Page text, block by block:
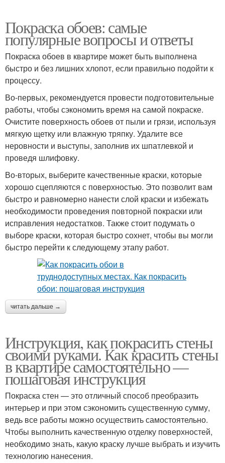
Покраска обоев: самые
популярные вопросы и ответы
Покраска обоев в квартире может быть выполнена
быстро и без лишних хлопот, если правильно подойти к
процессу.
Во-первых, рекомендуется провести подготовительные
работы, чтобы сэкономить время на самой покраске.
Очистите поверхность обоев от пыли и грязи, используя
мягкую щетку или влажную тряпку. Удалите все
неровности и выступы, заполнив их шпатлевкой и
проведя шлифовку.
Во-вторых, выберите качественные краски, которые
хорошо сцепляются с поверхностью. Это позволит вам
быстро и равномерно нанести слой краски и избежать
необходимости проведения повторной покраски или
исправления недостатков. Также стоит подумать о
выборе краски, которая быстро сохнет, чтобы вы могли
быстро перейти к следующему этапу работ.
читать дальше →
Инструкция, как покрасить стены
своими руками. Как красить стены
в квартире самостоятельно —
пошаговая инструкция
Покраска стен — это отличный способ преобразить
интерьер и при этом сэкономить существенную сумму,
ведь все работы можно осуществить самостоятельно.
Чтобы выполнить качественную отделку поверхностей,
необходимо знать, какую краску лучше выбрать и изучить
технологию нанесения.